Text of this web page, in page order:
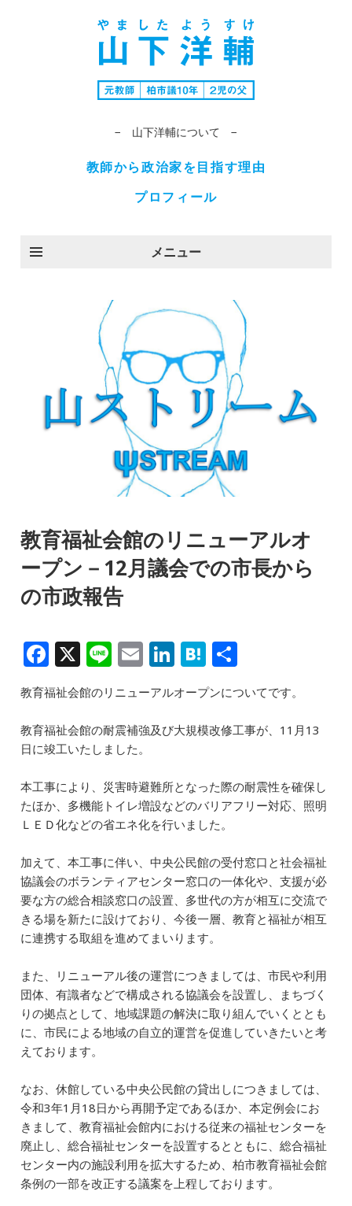
− 山下洋輔について −
教師から政治家を目指す理由
プロフィール
メニュー
教育福祉会館のリニューアルオ
ープン－12月議会での市長から
の市政報告
F
a
c
e
b
o
o
k
X Li
e
E
m
ai
l
Li
n
k
e
n
H
at
e
n
教育福祉会館のリニューアルオープンについてです。
教育福祉会館の耐震補強及び大規模改修工事が、11月13
日に竣工いたしました。
本工事により、災害時避難所となった際の耐震性を確保し
たほか、多機能トイレ増設などのバリアフリー対応、照明
ＬＥＤ化などの省エネ化を行いました。
加えて、本工事に伴い、中央公民館の受付窓口と社会福祉
協議会のボランティアセンター窓口の一体化や、支援が必
要な方の総合相談窓口の設置、多世代の方が相互に交流で
きる場を新たに設けており、今後一層、教育と福祉が相互
に連携する取組を進めてまいります。
また、リニューアル後の運営につきましては、市民や利用
団体、有識者などで構成される協議会を設置し、まちづく
りの拠点として、地域課題の解決に取り組んでいくととも
に、市民による地域の自立的運営を促進していきたいと考
えております。
なお、休館している中央公民館の貸出しにつきましては、
令和3年1月18日から再開予定であるほか、本定例会にお
きまして、教育福祉会館内における従来の福祉センターを
廃止し、総合福祉センターを設置するとともに、総合福祉
センター内の施設利用を拡大するため、柏市教育福祉会館
条例の一部を改正する議案を上程しております。